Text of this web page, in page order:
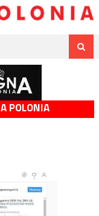
POLONIA